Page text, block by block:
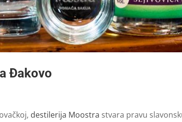
Đakovo
destilerija Moostra stvara pravu